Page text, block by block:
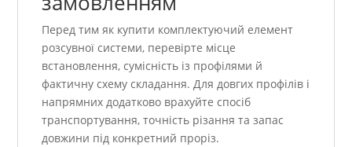
Перед тим як купити комплектуючий елемент
розсувної системи, перевірте місце
встановлення, сумісність із профілями й
фактичну схему складання. Для довгих профілів і
напрямних додатково врахуйте спосіб
транспортування, точність різання та запас
довжини під конкретний проріз.